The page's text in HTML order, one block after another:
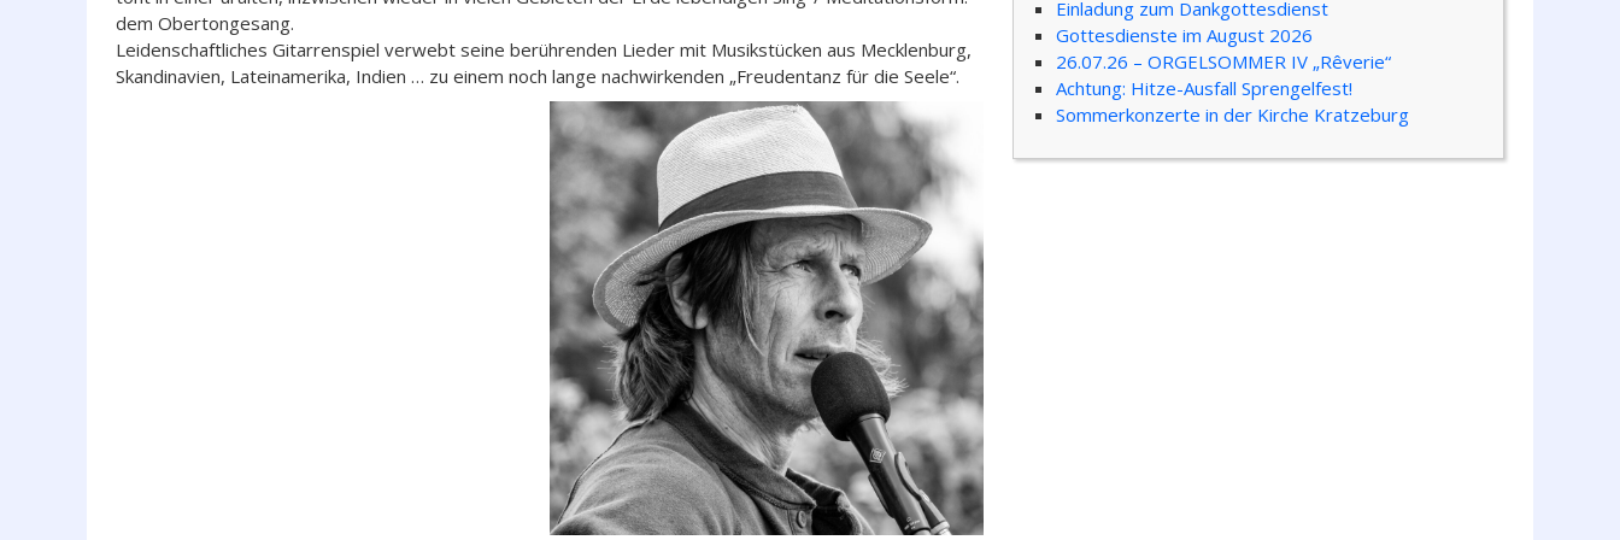
dem Obertongesang.
Leidenschaftliches Gitarrenspiel verwebt seine berührenden Lieder mit Musikstücken aus Mecklenburg,
Skandinavien, Lateinamerika, Indien … zu einem noch lange nachwirkenden „Freudentanz für die Seele“.
Einladung zum Dankgottesdienst
Gottesdienste im August 2026
26.07.26 – ORGELSOMMER IV „Rêverie“
Achtung: Hitze-Ausfall Sprengelfest!
Sommerkonzerte in der Kirche Kratzeburg